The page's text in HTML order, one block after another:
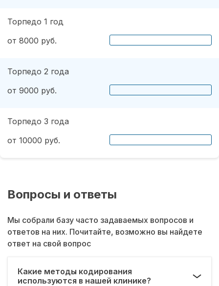
Торпедо 1 год
от 8000 руб.
Торпедо 2 года
от 9000 руб.
Торпедо 3 года
от 10000 руб.
Вопросы и ответы
Мы собрали базу часто задаваемых вопросов и
ответов на них. Почитайте, возможно вы найдете
ответ на свой вопрос
Какие методы кодирования
используются в нашей клинике?